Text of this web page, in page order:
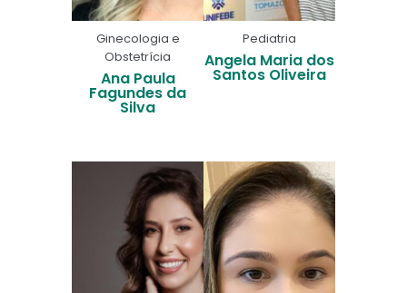
Ginecologia e
Obstetrícia
Ana Paula
Fagundes da
Silva
Pediatria
Angela Maria dos
Santos Oliveira